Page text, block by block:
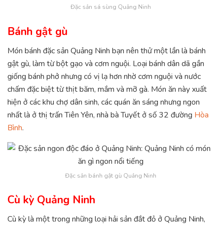
Đặc sản sá sùng Quảng Ninh
Bánh gật gù
Món bánh đặc sản Quảng Ninh bạn nên thử một lần là bánh
gật gù, làm từ bột gạo và cơm nguội. Loại bánh dân dã gần
giống bánh phở nhưng có vị lạ hơn nhờ cơm nguội và nước
chấm đặc biệt từ thịt băm, mắm và mỡ gà. Món ăn này xuất
hiện ở các khu chợ dân sinh, các quán ăn sáng nhưng ngon
nhất là ở thị trấn Tiên Yên, nhà bà Tuyết ở số 32 đường Hòa
Bình.
Đặc sản bánh gật gù Quảng Ninh
Cù kỳ Quảng Ninh
Cù kỳ là một trong những loại hải sản đắt đỏ ở Quảng Ninh,